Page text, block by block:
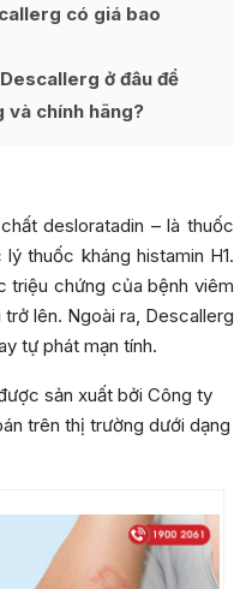
có giá bao
ở đâu để
và chính hãng?
desloratadin – là thuốc
thuốc kháng histamin H1.
triệu chứng của bệnh viêm
lên. Ngoài ra, Descallerg
tự phát mạn tính.
sản xuất bởi Công ty
trên thị trường dưới dạng